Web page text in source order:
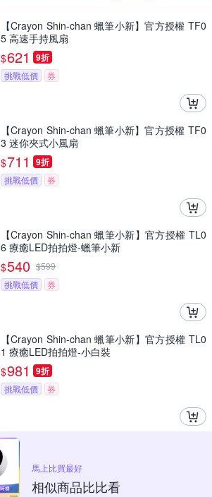
【Crayon Shin-chan 蠟筆小新】官方授權 TF0
5 高速手持風扇
$621 9折
挑戰低價 券
【Crayon Shin-chan 蠟筆小新】官方授權 TF0
3 迷你夾式小風扇
$711 9折
挑戰低價 券
【Crayon Shin-chan 蠟筆小新】官方授權 TL0
6 療癒LED拍拍燈-蠟筆小新
$540 $599
挑戰低價
券
【Crayon Shin-chan 蠟筆小新】官方授權 TL0
1 療癒LED拍拍燈-小白裝
$981 9折
挑戰低價 券
馬上比買最好
相似商品比比看